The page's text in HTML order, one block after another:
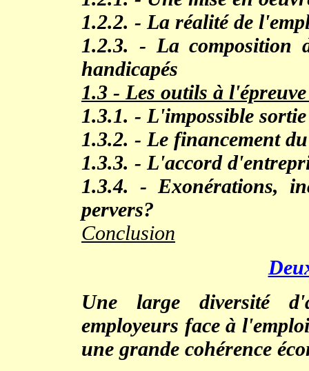
1.2.2. - La réalité de
1.2.3. - La composition
handicapés
1.3 - Les outils à
1.3.1. - L'impossible
1.3.2. - Le financement
1.3.3. - L'accord
1.3.4. - Exonérations,
pervers?
Conclusion
Une large diversité
employeurs face à
une grande cohérence